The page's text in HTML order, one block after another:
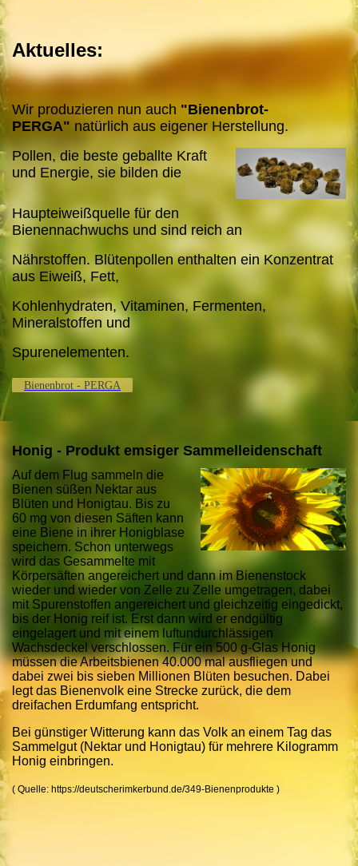
Aktuelles:
Wir produzieren nun auch "Bienenbrot-
PERGA" natürlich aus eigener Herstellung.
Pollen, die beste geballte Kraft
und Energie, sie bilden die
Haupteiweißquelle für den
Bienennachwuchs und sind reich an
Nährstoffen. Blütenpollen enthalten ein Konzentrat
aus Eiweiß, Fett,
Kohlenhydraten, Vitaminen, Fermenten,
Mineralstoffen und
Spurenelementen.
Bienenbrot - PERGA
Honig - Produkt emsiger Sammelleidenschaft
Auf dem Flug sammeln die
Bienen süßen Nektar aus
Blüten und Honigtau. Bis zu
60 mg von diesen Säften kann
eine Biene in ihrer Honigblase
speichern. Schon unterwegs
wird das Gesammelte mit
Körpersäften angereichert und dann im Bienenstock
wieder und wieder von Zelle zu Zelle umgetragen, dabei
mit Spurenstoffen angereichert und gleichzeitig eingedickt,
bis der Honig reif ist. Erst dann wird er endgültig
eingelagert und mit einem luftundurchlässigen
Wachsdeckel verschlossen. Für ein 500 g-Glas Honig
müssen die Arbeitsbienen 40.000 mal ausfliegen und
dabei zwei bis sieben Millionen Blüten besuchen. Dabei
legt das Bienenvolk eine Strecke zurück, die dem
dreifachen Erdumfang entspricht.
Bei günstiger Witterung kann das Volk an einem Tag das
Sammelgut (Nektar und Honigtau) für mehrere Kilogramm
Honig einbringen.
( Quelle: https://deutscherimkerbund.de/349-Bienenprodukte )